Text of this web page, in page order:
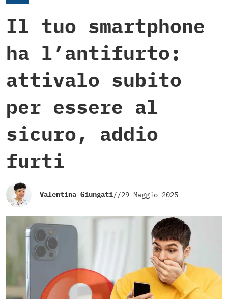
Il tuo smartphone
ha l’antifurto:
attivalo subito
per essere al
sicuro, addio
furti
Valentina Giungati//29 Maggio 2025